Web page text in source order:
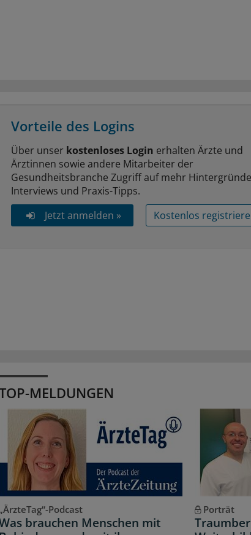
Vorteile des Logins
Über unser kostenloses Login erhalten Ärzte und
Ärztinnen sowie andere Mitarbeiter der
Gesundheitsbranche Zugriff auf mehr
Interviews und Praxis-Tipps.
Jetzt anmelden »
Kostenlos
MELDUNGEN
„ÄrzteTag“-Podcast
brauchen Menschen mit
Porträt